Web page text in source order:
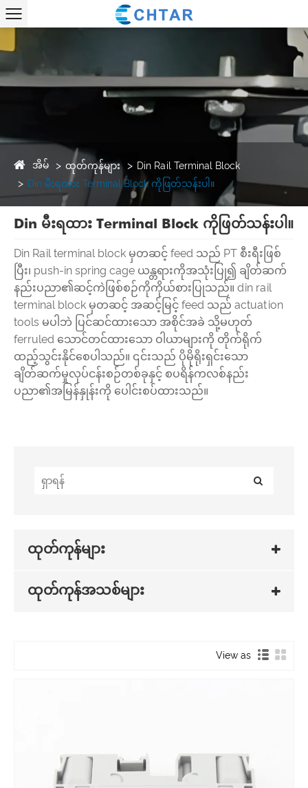
အိမ် ထုတ်ကုန်များ
Din Rail Terminal Block
Din မီးရထား Terminal Block ကိုဖြတ်သန်းပါ။
Din မီးရထား Terminal Block ကိုဖြတ်သန်းပါ။
Din Rail terminal block မှတဆင့် feed သည် PT စီးရီးဖြစ်
ပြီး၊ push-in spring cage ယန္တရားကိုအသုံးပြု၍ ချိတ်ဆက်
နည်းပညာ၏ဆင့်ကဲဖြစ်စဉ်ကိုကိုယ်စားပြုသည်။ din rail
terminal block မှတဆင့် အဆင့်မြင့် feed သည် actuation
tools မပါဘဲ ပြင်ဆင်ထားသော အစိုင်အခဲ သို့မဟုတ်
ferruled သောင်တင်ထားသော ဝါယာများကို တိုက်ရိုက်
ထည့်သွင်းနိုင်စေပါသည်။ ၎င်းသည် ပိုမိုရိုးရှင်းသော
ချိတ်ဆက်မှုလုပ်ငန်းစဉ်တစ်ခုနှင့် စပရိန်ကလစ်နည်း
ပညာ၏အမြန်နှုန်းကို ပေါင်းစပ်ထားသည်။
ထုတ်ကုန်များ
ထုတ်ကုန်အသစ်များ
View as